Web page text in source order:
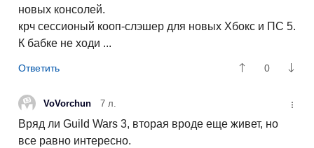
новых консолей.
крч сессионый кооп-слэшер для новых Хбокс и ПС 5.
К бабке не ходи ...
0
VoVorchun 7 л.
Вряд ли Guild Wars 3, вторая вроде еще живет, но
все равно интересно.